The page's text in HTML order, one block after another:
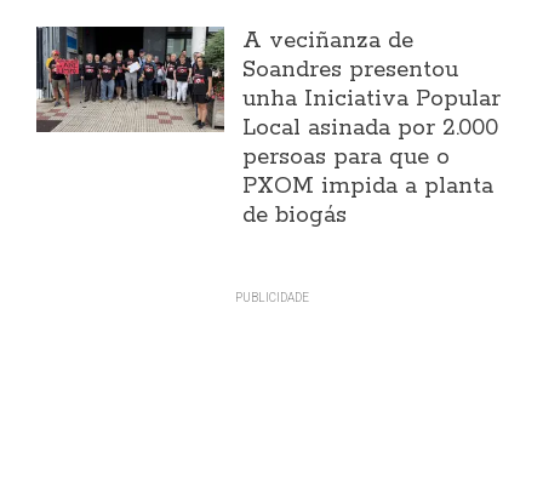
A veciñanza de
Soandres presentou
unha Iniciativa Popular
Local asinada por 2.000
persoas para que o
PXOM impida a planta
de biogás